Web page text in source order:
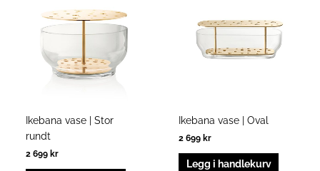
Ikebana vase | Stor
rundt
2 699 kr
Ikebana vase | Oval
2 699 kr
Legg i handlekurv